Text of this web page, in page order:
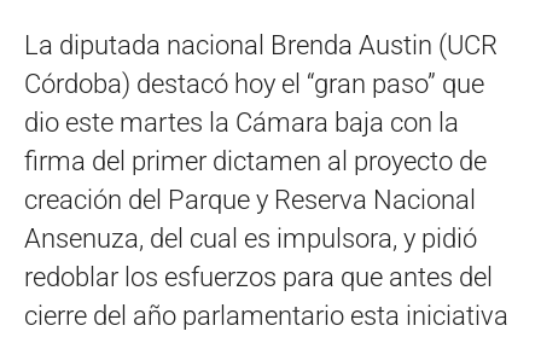
La diputada nacional Brenda Austin (UCR
Córdoba) destacó hoy el “gran paso” que
dio este martes la Cámara baja con la
firma del primer dictamen al proyecto de
creación del Parque y Reserva Nacional
Ansenuza, del cual es impulsora, y pidió
redoblar los esfuerzos para que antes del
cierre del año parlamentario esta iniciativa